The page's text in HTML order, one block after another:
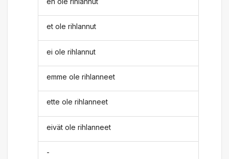
et ole rihlannut
ei ole rihlannut
emme ole rihlanneet
ette ole rihlanneet
eivät ole rihlanneet
-